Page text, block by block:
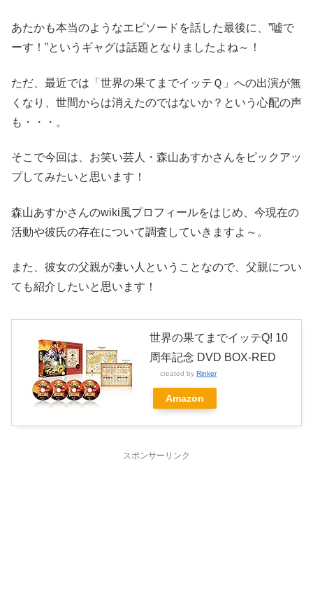
あたかも本当のようなエピソードを話した最後に、”嘘で
ーす！”というギャグは話題となりましたよね～！
ただ、最近では「世界の果てまでイッテＱ」への出演が無
くなり、世間からは消えたのではないか？という心配の声
も・・・。
そこで今回は、お笑い芸人・森山あすかさんをピックアッ
プしてみたいと思います！
森山あすかさんのwiki風プロフィールをはじめ、今現在の
活動や彼氏の存在について調査していきますよ～。
また、彼女の父親が凄い人ということなので、父親につい
ても紹介したいと思います！
世界の果てまでイッテQ! 10
周年記念 DVD BOX-RED
created by Rinker
Amazon
スポンサーリンク